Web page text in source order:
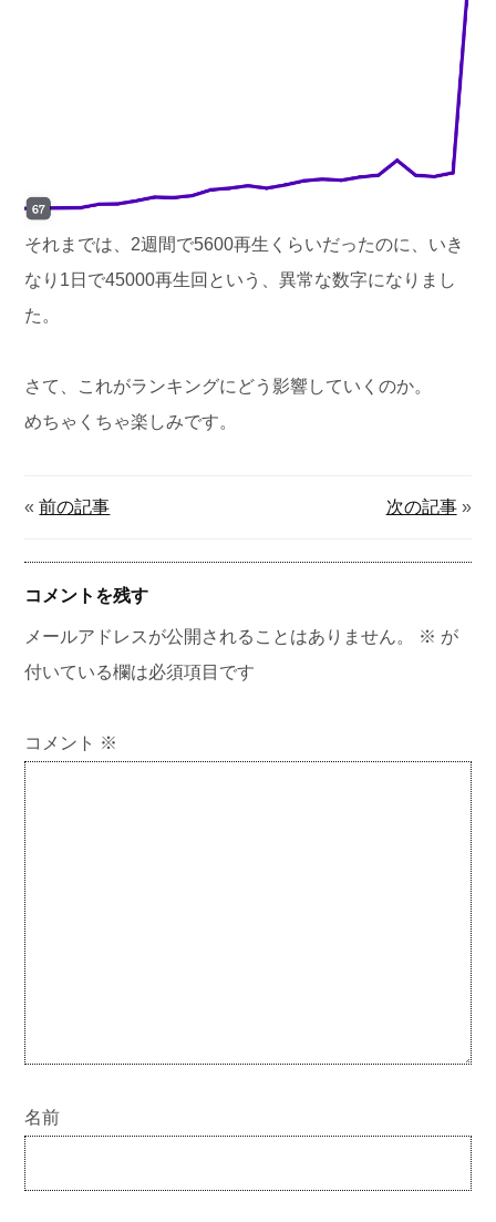
それまでは、2週間で5600再生くらいだったのに、いき
なり1日で45000再生回という、異常な数字になりまし
た。
さて、これがランキングにどう影響していくのか。
めちゃくちゃ楽しみです。
«前の記事 次の記事»
コメントを残す
メールアドレスが公開されることはありません。 ※ が
付いている欄は必須項目です
コメント ※
名前